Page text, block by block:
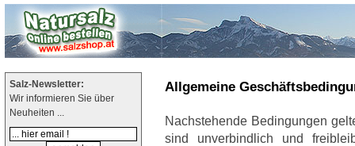
Salz-Newsletter:
Wir informieren Sie über
Neuheiten ...
Allgemeine
Nachstehende Bedingungen
sind unverbindlich und